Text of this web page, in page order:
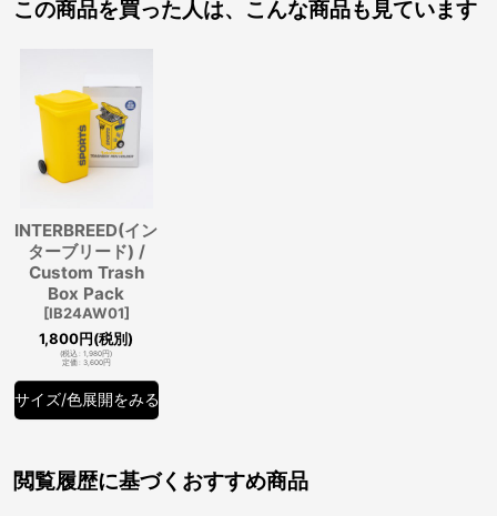
この商品を買った人は、こんな商品も見ています
INTERBREED(イン
ターブリード) /
Custom Trash
Box Pack
[IB24AW01]
1,800円(税別)
(税込: 1,980円)
定価 : 3,600円
サイズ/色展開をみる
閲覧履歴に基づくおすすめ商品